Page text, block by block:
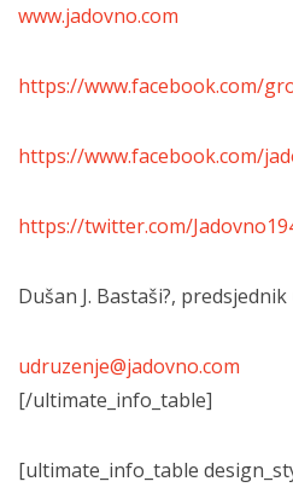
www.jadovno.com
https://www.facebook.com/
https://www.facebook.com/
https://twitter.com/
Dušan J. Bastaši?,
udruzenje@jadovno.com
[/ultimate_info_table]
[ultimate_info_table